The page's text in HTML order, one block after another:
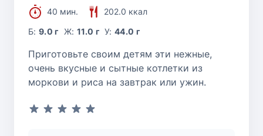
40 мин.
202.0 ккал
Б:9.0 г Ж: 11.0 г У:44.0 г
Приготовьте своим детям эти нежные,
очень вкусные и сытные котлетки из
моркови и риса на завтрак или ужин.